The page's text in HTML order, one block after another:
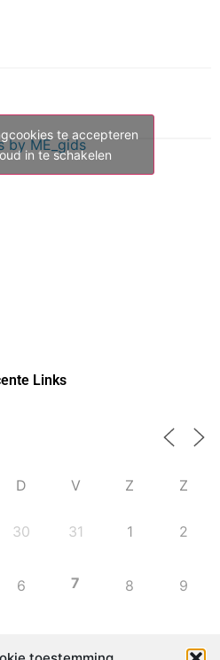
by ME_gids
te accepteren
in te schakelen
Links
D V Z Z
30 31 1 2
6 7 8 9